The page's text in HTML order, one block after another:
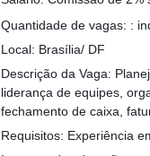
Quantidade de vagas: :
Local: Brasília/ DF
Descrição da Vaga:
liderança de equipes,
fechamento de caixa,
Requisitos: Experiência